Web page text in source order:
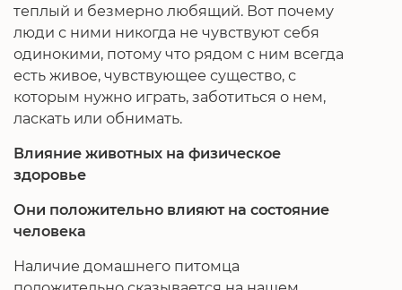
теплый и безмерно любящий. Вот почему
люди с ними никогда не чувствуют себя
одинокими, потому что рядом с ним всегда
есть живое, чувствующее существо, с
которым нужно играть, заботиться о нем,
ласкать или обнимать.
Влияние животных на физическое
здоровье
Они положительно влияют на состояние
человека
Наличие домашнего питомца